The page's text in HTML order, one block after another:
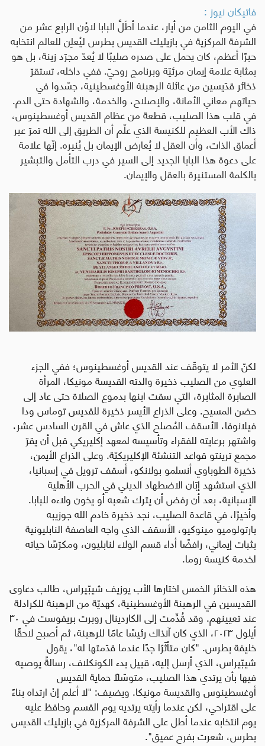
فاتيكان نيوز :
في اليوم الثامن من أيار، عندما أطَلَّ البابا لاوُن الرابع عشر من
الشرفة المركزية في بازيليك القديس بطرس ليُعلِن للعالم انتخابه
حبرًا أعظم، كان يحمل على صدره صليبًا لا يُعدّ مجرّد زينة، بل هو
بمثابة علامة إيمان مرئيّة وبرنامج روحيّ. ففي داخله، تستقرّ
ذخائر قدّيسين من عائلة الرهبنة الأوغسطينية، جسّدوا في
حياتهم معاني الأمانة، والإصلاح، والخدمة، والشهادة حتى الدم.
في قلب هذا الصليب، قطعة من عظام القديس أوغسطينوس،
ذاك الأب العظيم للكنيسة الذي علّم أن الطريق إلى الله تمرّ عبر
أعماق الذات، وأن العقل لا يُعارض الإيمان بل يُنيره. إنّها علامة
على دعوة هذا البابا الجديد إلى السير في درب التأمل والتبشير
بالكلمة المستنيرة بالعقل والإيمان.
لكنّ الأمر لا يتوقّف عند القديس أوغسطينوس؛ ففي الجزء
العلوي من الصليب ذخيرة والدته القديسة مونيكا، المرأة
الصابرة المثابرة، التي سقت ابنها بدموع الصلاة حتى عاد إلى
حضن المسيح. وعلى الذراع الأيسر ذخيرة للقديس توماس ودا
فيلانوفا، الأسقف المُصلح الذي عاش في القرن السادس عشر،
واشتهر برعايته للفقراء وتأسيسه لمعهد إكليريكي قبل أن يقرّ
مجمع ترينتو قواعد التنشئة الإكليريكيّة. وعلى الذراع الأيمن،
ذخيرة الطوباوي أنسلمو بولانكو، أسقف ترويل في إسبانيا،
الذي استشهد إبّان الاضطهاد الديني في الحرب الأهلية
الإسبانية، بعد أن رفض أن يترك شعبه أو يخون ولاءه للبابا.
وأخيرًا، في قاعدة الصليب، نجد ذخيرة خادم الله جوزيبه
بارتولوميو مينوكيو، الأسقف الذي واجه العاصفة النابليونية
بثبات إيماني، رافضًا أداء قسم الولاء لنابليون، ومكرّسًا حياته
لخدمة كنيسة روما.
هذه الذخائر الخمس اختارها الأب يوزيف شيبّيراس، طالب دعاوى
القديسين في الرهبنة الأوغسطينية، كهديّة من الرهبنة للكرادلة
عند تعيينهم. وقد قُدِّمت إلى الكاردينال روبرت بريفوست في ٣٠
أيلول ٢٠٢٣، الذي كان آنذاك رئيسًا عامًا للرهبنة، ثم أصبح لاحقًا
خليفة بطرس. "كان متأثّرًا جدًا عندما قدّمتها له"، يقول
شيبّيراس، الذي أرسل إليه، قبيل بدء الكونكلاف، رسالةً يوصيه
فيها بأن يرتدي هذا الصليب، متوسّلاً حماية القديس
أوغسطينوس والقديسة مونيكا. ويضيف: "لا أعلم إنْ ارتداه بناءً
على اقتراحي، لكن عندما رأيته يرتديه يوم القسم وحافظ عليه
يوم انتخابه عندما أطل على الشرفة المركزية في بازيليك القديس
بطرس، شعرت بفرح عميق".